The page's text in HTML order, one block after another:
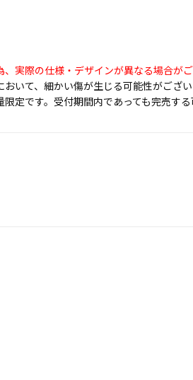
実際の仕様・デザインが異なる場合がご
いて、細かい傷が生じる可能性がござい
定です。受付期間内であっても完売する